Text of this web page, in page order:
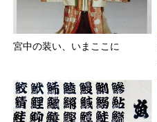
宮中の装い、いまここに